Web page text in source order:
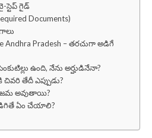
స్టెప్ గైడ్
Documents)
Andhra Pradesh – తరచుగా అడిగే
ఉంది, నేను అర్హుడినేనా?
తేదీ ఎప్పుడు?
జమ అవుతాయి?
ఏం చేయాలి?